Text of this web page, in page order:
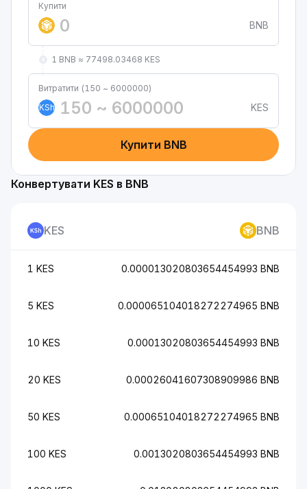
Купити
BNB
1 BNB ≈ 77498.03468 KES
Витратити (150 ~ 6000000)
KSh
KES
Купити BNB
Конвертувати KES в BNB
KES BNB
1 KES 0.000013020803654454993 BNB
5 KES 0.000065104018272274965 BNB
10 KES 0.00013020803654454993 BNB
20 KES 0.00026041607308909986 BNB
50 KES 0.00065104018272274965 BNB
100 KES 0.0013020803654454993 BNB